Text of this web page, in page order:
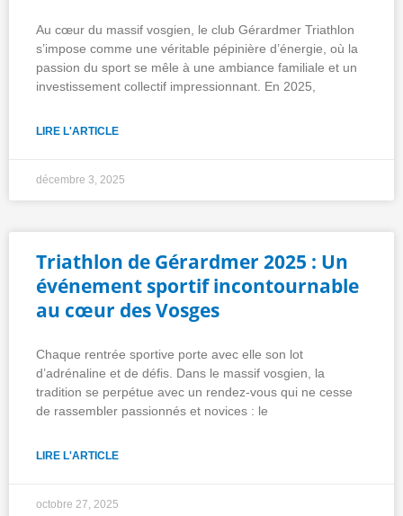
Au cœur du massif vosgien, le club Gérardmer Triathlon
s’impose comme une véritable pépinière d’énergie, où la
passion du sport se mêle à une ambiance familiale et un
investissement collectif impressionnant. En 2025,
LIRE L'ARTICLE
décembre 3, 2025
Triathlon de Gérardmer 2025 : Un
événement sportif incontournable
au cœur des Vosges
Chaque rentrée sportive porte avec elle son lot
d’adrénaline et de défis. Dans le massif vosgien, la
tradition se perpétue avec un rendez-vous qui ne cesse
de rassembler passionnés et novices : le
LIRE L'ARTICLE
octobre 27, 2025